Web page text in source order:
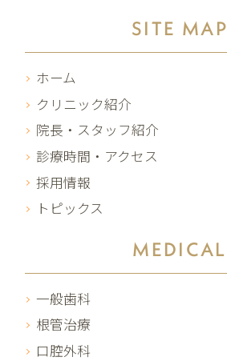
SITE MAP
ホーム
クリニック紹介
院長・スタッフ紹介
診療時間・アクセス
採用情報
トピックス
MEDICAL
一般歯科
根管治療
口腔外科